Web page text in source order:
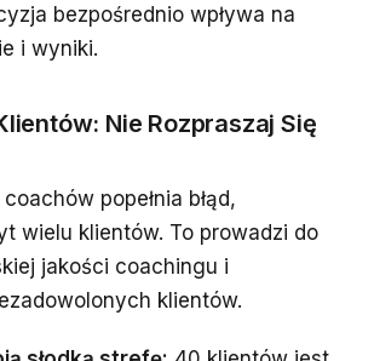
bezpośrednio wpływa na
i wyniki.
Nie Rozpraszaj Się
popełnia błąd,
wielu klientów. To prowadzi do
jakości coachingu i
klientów.